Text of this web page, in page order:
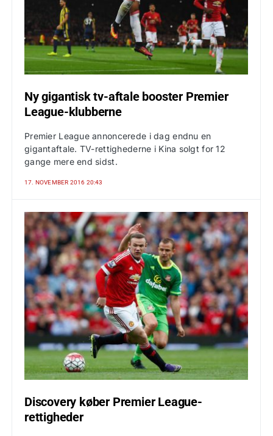
Ny gigantisk tv-aftale booster Premier
League-klubberne
Premier League annoncerede i dag endnu en
gigantaftale. TV-rettighederne i Kina solgt for 12
gange mere end sidst.
17. NOVEMBER 2016 20:43
Discovery køber Premier League-
rettigheder